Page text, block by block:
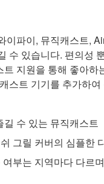
이파이, 뮤직캐스트,
수 있습니다. 편의성
지원을 통해 좋아하
스트 기기를 추가하
수 있는 뮤직캐스트
그릴 커버의 심플한
부는 지역마다 다르